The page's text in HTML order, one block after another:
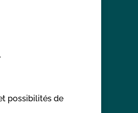
possibilités de